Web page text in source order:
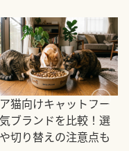
猫向けキャットフー
ブランドを比較！選
切り替えの注意点も